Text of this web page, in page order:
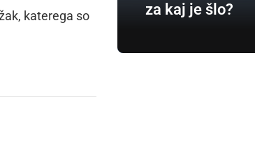
katerega so
za kaj je šlo?